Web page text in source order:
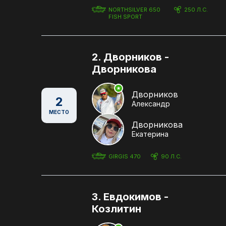
NORTHSILVER 650
FISH SPORT
250 Л.С.
2
МЕСТО
2. Дворников -
Дворникова
Дворников
Александр
Дворникова
Екатерина
GIRGIS 470 90 Л.С.
3. Евдокимов -
Козлитин